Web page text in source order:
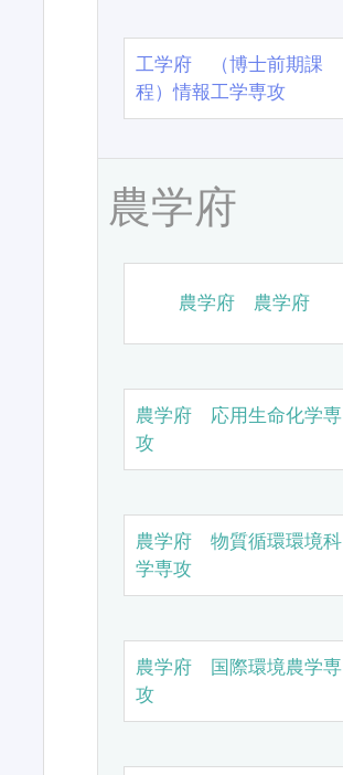
工学府 （博士前期課
程）情報工学専攻
農学府
農学府 農学府
農学府 応用生命化学専
攻
農学府 物質循環環境科
学専攻
農学府 国際環境農学専
攻